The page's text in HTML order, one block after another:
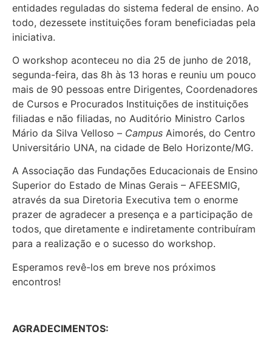
entidades reguladas do sistema federal de ensino. Ao
todo, dezessete instituições foram beneficiadas pela
iniciativa.
O workshop aconteceu no dia 25 de junho de 2018,
segunda-feira, das 8h às 13 horas e reuniu um pouco
mais de 90 pessoas entre Dirigentes, Coordenadores
de Cursos e Procurados Instituições de instituições
filiadas e não filiadas, no Auditório Ministro Carlos
Mário da Silva Velloso – Campus Aimorés, do Centro
Universitário UNA, na cidade de Belo Horizonte/MG.
A Associação das Fundações Educacionais de Ensino
Superior do Estado de Minas Gerais – AFEESMIG,
através da sua Diretoria Executiva tem o enorme
prazer de agradecer a presença e a participação de
todos, que diretamente e indiretamente contribuíram
para a realização e o sucesso do workshop.
Esperamos revê-los em breve nos próximos
encontros!
AGRADECIMENTOS: